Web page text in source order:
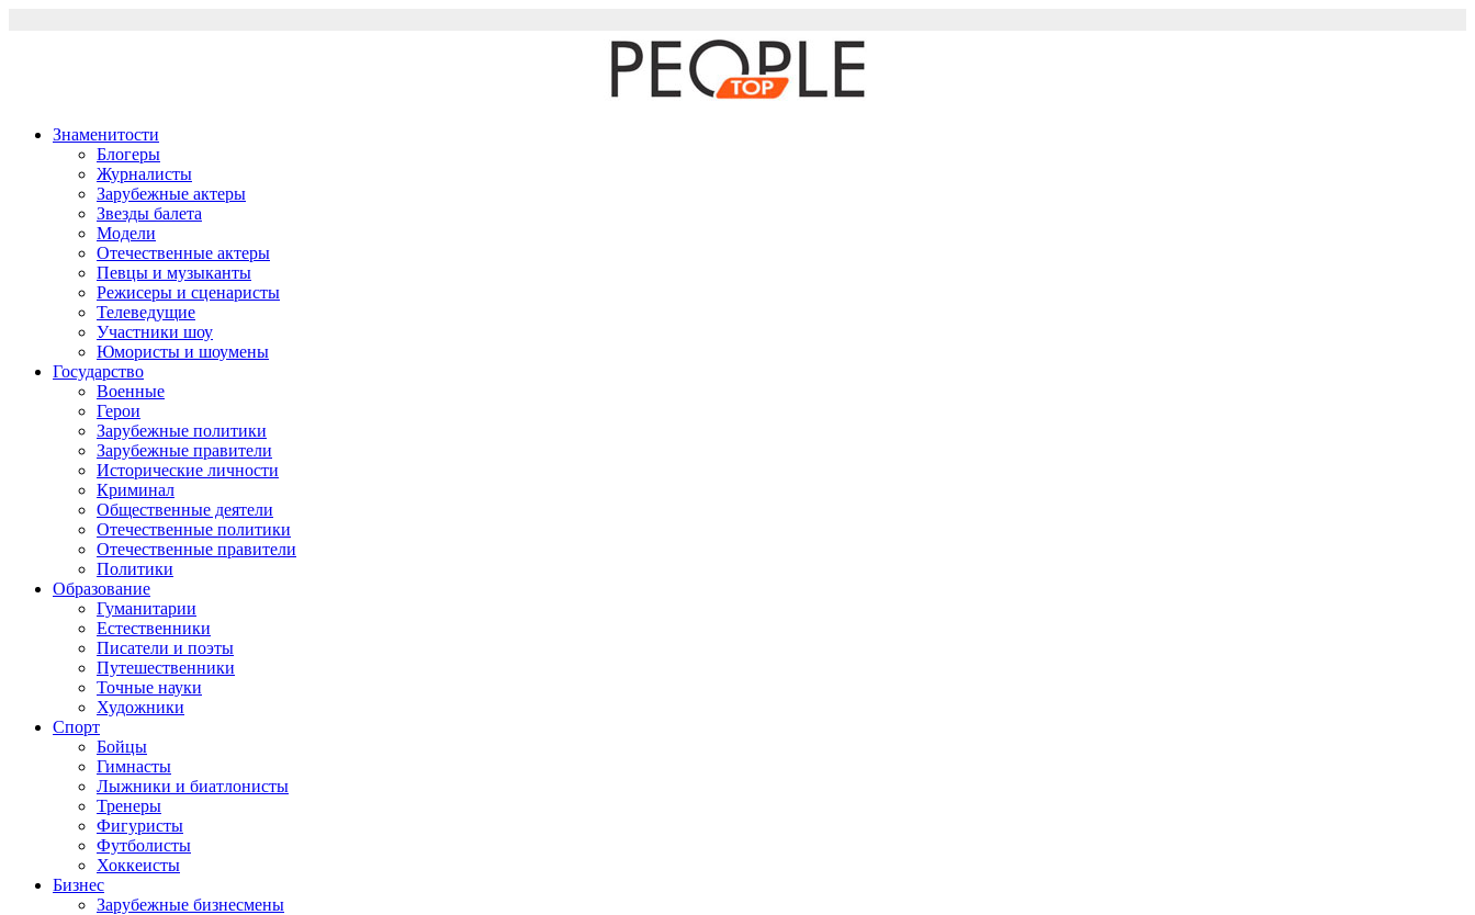
Знаменитости
Блогеры
Журналисты
Зарубежные актеры
Звезды балета
Модели
Отечественные актеры
Певцы и музыканты
Режисеры и сценаристы
Телеведущие
Участники шоу
Юмористы и шоумены
Государство
Военные
Герои
Зарубежные политики
Зарубежные правители
Исторические личности
Криминал
Общественные деятели
Отечественные политики
Отечественные правители
Политики
Образование
Гуманитарии
Естественники
Писатели и поэты
Путешественники
Точные науки
Художники
Спорт
Бойцы
Гимнасты
Лыжники и биатлонисты
Тренеры
Фигуристы
Футболисты
Хоккеисты
Бизнес
Зарубежные бизнесмены